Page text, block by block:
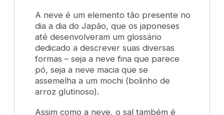
A neve é um elemento tão presente no
dia a dia do Japão, que os japoneses
até desenvolveram um glossário
dedicado a descrever suas diversas
formas – seja a neve fina que parece
pó, seja a neve macia que se
assemelha a um mochi (bolinho de
arroz glutinoso).
Assim como a neve, o sal também é